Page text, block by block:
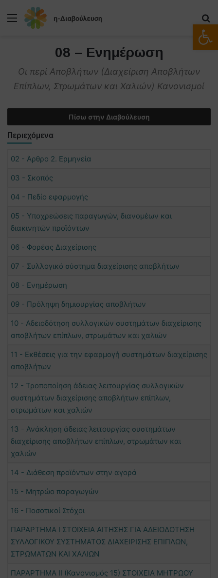
Μενού
08 – Ενημέρωση
Οι περί Αποβλήτων (Διαχείριση Αποβλήτων
Επίπλων, Στρωμάτων και Χαλιών) Κανονισμοί
Πίσω στην Διαβούλευση
Περιεχόμενα
02 - Άρθρο 2. Ερμηνεία
03 - Σκοπός
04 - Πεδίο εφαρμογής
05 - Υποχρεώσεις παραγωγών, διανομέων και
διακινητών προϊόντων
06 - Φορέας Διαχείρισης
07 - Συλλογικό σύστημα διαχείρισης αποβλήτων
08 - Ενημέρωση
09 - Πρόληψη δημιουργίας αποβλήτων
10 - Αδειοδότηση συλλογικών συστημάτων διαχείρισης
αποβλήτων επίπλων, στρωμάτων και χαλιών
11 - Εκθέσεις για την εφαρμογή συστημάτων διαχείρισης
αποβλήτων
12 - Τροποποίηση άδειας λειτουργίας συλλογικών
συστημάτων διαχείρισης αποβλήτων επίπλων,
στρωμάτων και χαλιών
13 - Ανάκληση άδειας λειτουργίας συστημάτων
διαχείρισης αποβλήτων επίπλων, στρωμάτων και
χαλιών
14 - Διάθεση προϊόντων στην αγορά
15 - Μητρώο παραγωγών
16 - Ποσοτικοί Στόχοι
ΠΑΡΑΡΤΗΜΑ Ι ΣΤΟΙΧΕΙΑ ΑΙΤΗΣΗΣ ΓΙΑ ΑΔΕΙΟΔΟΤΗΣΗ
ΣΥΛΛΟΓΙΚΟΥ ΣΥΣΤΗΜΑΤΟΣ ΔΙΑΧΕΙΡΙΣΗΣ ΕΠΙΠΛΩΝ,
ΣΤΡΩΜΑΤΩΝ ΚΑΙ ΧΑΛΙΩΝ
ΠΑΡΑΡΤΗΜΑ ΙΙ (Κανονισμός 15) ΣΤΟΙΧΕΙΑ ΜΗΤΡΩΟΥ